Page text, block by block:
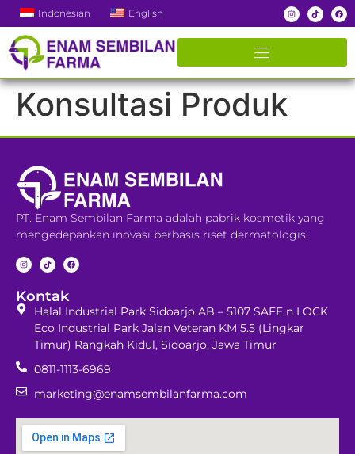
Indonesian English
Konsultasi Produk
PT. Enam Sembilan Farma adalah pabrik kosmetik yang
mengedepankan inovasi berbasis riset dermatologis.
Kontak
Halal Industrial Park Sidoarjo AB – 5107 SAFE n LOCK
Eco Industrial Park Jalan Veteran KM 5.5 (Lingkar
Timur) Rangkah Kidul, Sidoarjo, Jawa Timur
0811-1113-6969
marketing@enamsembilanfarma.com